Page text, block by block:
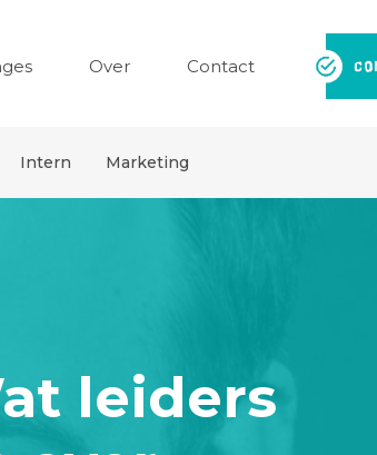
Over Contact
Intern Marketing
leiders